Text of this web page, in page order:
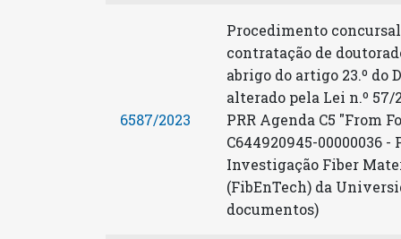
6587/2023
Procedimento
contratação de
abrigo do artigo 23.º do
alterado pela Lei n.º 57/
PRR Agenda C5 "From
C644920945-00000036
Investigação Fiber
(FibEnTech) da
documentos)